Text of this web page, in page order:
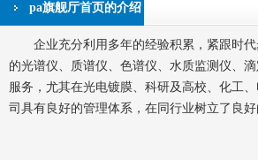
pa旗舰厅首页的介绍
企业充分利用多年的经验积累，紧跟时
的光谱仪、质谱仪、色谱仪、水质监测仪、
服务，尤其在光电镀膜、科研及高校、化工
司具有良好的管理体系，在同行业树立了良好